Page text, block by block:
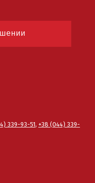
339-93-51, +38 (044) 339-